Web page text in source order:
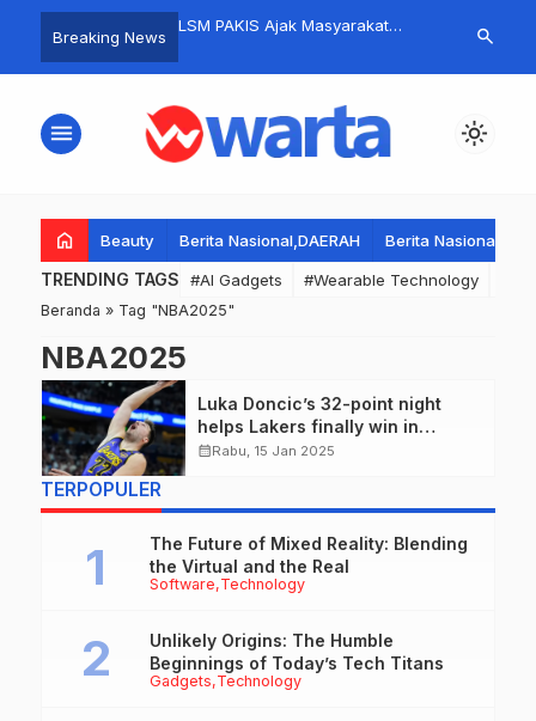
Breaking News
Ipda Setiyono
Maulid Nabi
Bersama Tokoh
Masyarakat.
LSM PAKIS Ajak Masyarakat
Pendapat, Demo Boleh Tapi
Jangan Anarkis
Antusias-
kecamatan
puncak hut
search
menu light_mode
home Beauty Berita Nasional,DAERAH Berita
TRENDING TAGS #AI Gadgets #Wearable Technology
Beranda » Tag "NBA2025"
NBA2025
Luka Doncic’s 32-point night
helps Lakers finally win in
Denver
calendar_monthRabu, 15 Jan 2025
TERPOPULER
Software Technology
The Future of Mixed Reality: Blending
the Virtual and the Real
Gadgets Technology
Unlikely Origins: The Humble
Beginnings of Today’s Tech Titans